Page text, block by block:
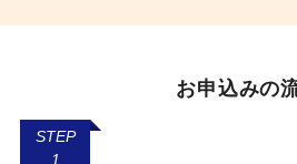
お申込みの
STEP
1